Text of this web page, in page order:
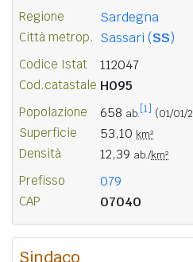
Regione Sardegna
Città metrop. Sassari (SS)
Codice Istat 112047
Cod.catastale H095
Popolazione 658 ab. [1] (01/01/
Superficie 53,10 km²
Densità 12,39 ab./km²
Prefisso 079
CAP 07040
Sindaco